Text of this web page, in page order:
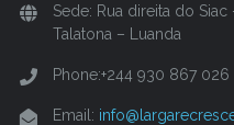
Sede: Rua direita do
Talatona – Luanda
Phone:+244 930 867
Email: